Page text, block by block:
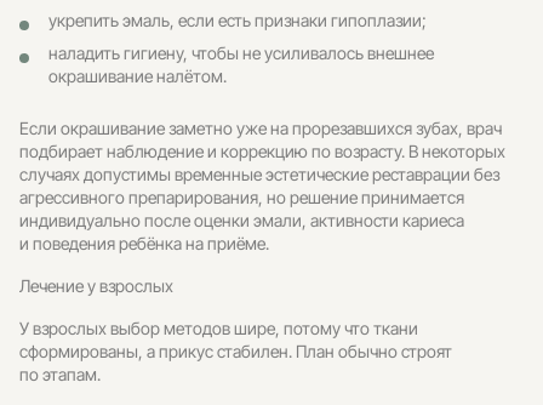
укрепить эмаль, если есть признаки гипоплазии;
наладить гигиену, чтобы не усиливалось внешнее
окрашивание налётом.
Если окрашивание заметно уже на прорезавшихся зубах, врач
подбирает наблюдение и коррекцию по возрасту. В некоторых
случаях допустимы временные эстетические реставрации без
агрессивного препарирования, но решение принимается
индивидуально после оценки эмали, активности кариеса
и поведения ребёнка на приёме.
Лечение у взрослых
У взрослых выбор методов шире, потому что ткани
сформированы, а прикус стабилен. План обычно строят
по этапам.